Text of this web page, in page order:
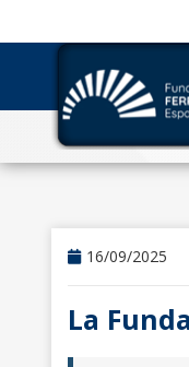
16/09/2025
La